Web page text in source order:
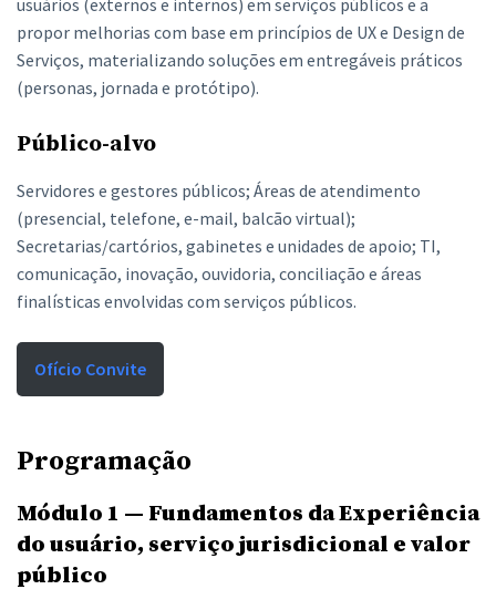
usuários (externos e internos) em serviços públicos e a
propor melhorias com base em princípios de UX e Design de
Serviços, materializando soluções em entregáveis práticos
(personas, jornada e protótipo).
Público-alvo
Servidores e gestores públicos; Áreas de atendimento
(presencial, telefone, e-mail, balcão virtual);
Secretarias/cartórios, gabinetes e unidades de apoio; TI,
comunicação, inovação, ouvidoria, conciliação e áreas
finalísticas envolvidas com serviços públicos.
Ofício Convite
Programação
Módulo 1 — Fundamentos da Experiência
do usuário, serviço jurisdicional e valor
público